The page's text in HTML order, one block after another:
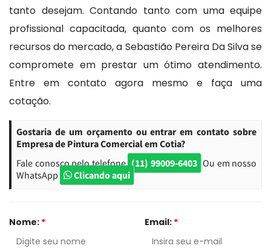
tanto desejam. Contando tanto com uma equipe
profissional capacitada, quanto com os melhores
recursos do mercado, a Sebastião Pereira Da Silva se
compromete em prestar um ótimo atendimento.
Entre em contato agora mesmo e faça uma
cotação.
Gostaria de um orçamento ou entrar em contato sobre
Empresa de Pintura Comercial em Cotia?
Fale conosco pelo telefone (11) 99009-6403 Ou em nosso
WhatsApp
Clicando aqui
Nome: * Email: *